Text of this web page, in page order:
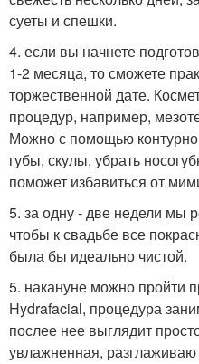
суеты и спешки.
4. если вы начнете
1-2 месяца, то сможете
торжественной дате.
процедур, например,
Можно с помощью
губы, скулы, убрать
поможет избавиться от
5. за одну - две недели мы
чтобы к свадьбе все
была бы идеально чистой.
5. накануне можно пройти
Hydrafacial, процедура
послее нее выглядит
увлажненная,